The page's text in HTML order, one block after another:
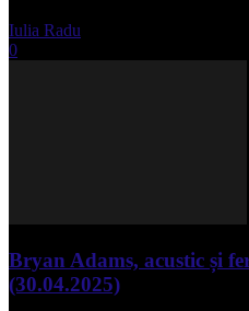
Iulia Radu
0
Bryan Adams, acustic și
(30.04.2025)